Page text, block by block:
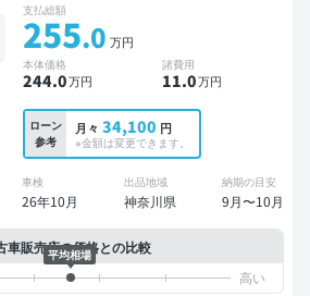
支払総額
255.0 万円
本体価格
244.0万円
諸費用
11.0万円
ローン
参考
月々 34,100 円
※金額は変更できます。
車検
26年10月
出品地域
神奈川県
納期の目安
9月〜10月
車販売店の価格との比較
平均相場